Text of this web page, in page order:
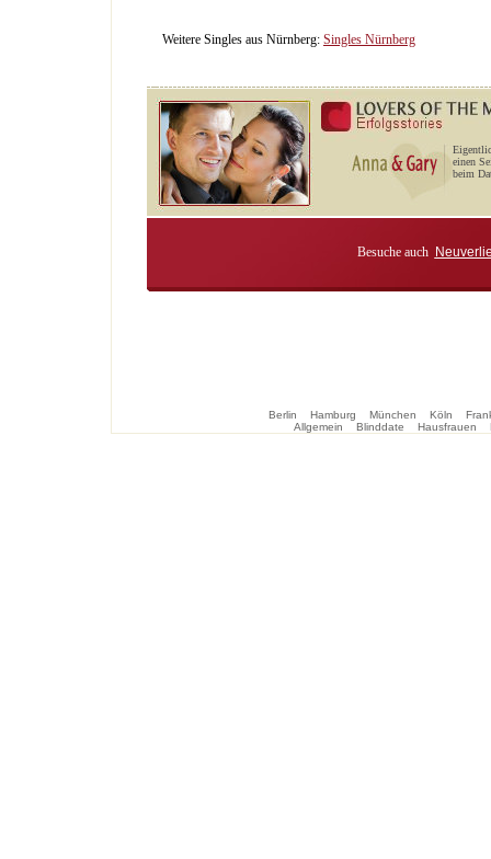
Weitere Singles aus Nürnberg: Singles Nürnberg
einen
beim
Besuche auch
Berlin Hamburg München Köln
Allgemein
Blinddate Hausfrauen